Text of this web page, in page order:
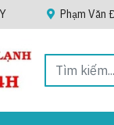
Phạm Văn